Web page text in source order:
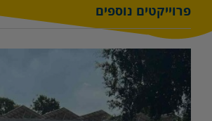
פרוייקטים נוספים